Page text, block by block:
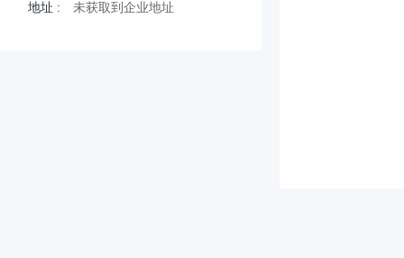
地址 :
未获取到企业地址